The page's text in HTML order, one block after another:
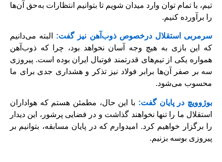
تیم، با تمام توان وارد میدان شویم تا بتوانیم انتظارات به‌حق آن‌ها
را برآورده کنیم.
سرمربی استقلال درخصوص ذوب‌آهن نیز گفت: البته می‌دانیم
که این بازی به هیچ وجه آسان نخواهد بود، چرا که ذوب‌آهن
همواره یکی از تیم‌های قدرتمند فوتبال ایران بوده است. پیروزی
سه بر صفر آن‌ها برابر فولاد نیز تذکر و هشداری جدی برای ما
محسوب می‌شود.
بوژوویچ در پایان گفت: با این حال، مطمئن هستم که هواداران
استقلال ما را تنها نخواهند گذاشت و در فضایی پرشور، این دیدار
را برگزار خواهیم کرد. امیدوارم که در پایان مسابقه، بتوانیم بر
پیروزی بوسه بزنیم.